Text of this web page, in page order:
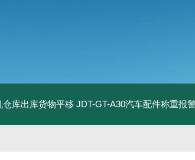
库出库货物平移 JDT-GT-A30汽车配件称重报